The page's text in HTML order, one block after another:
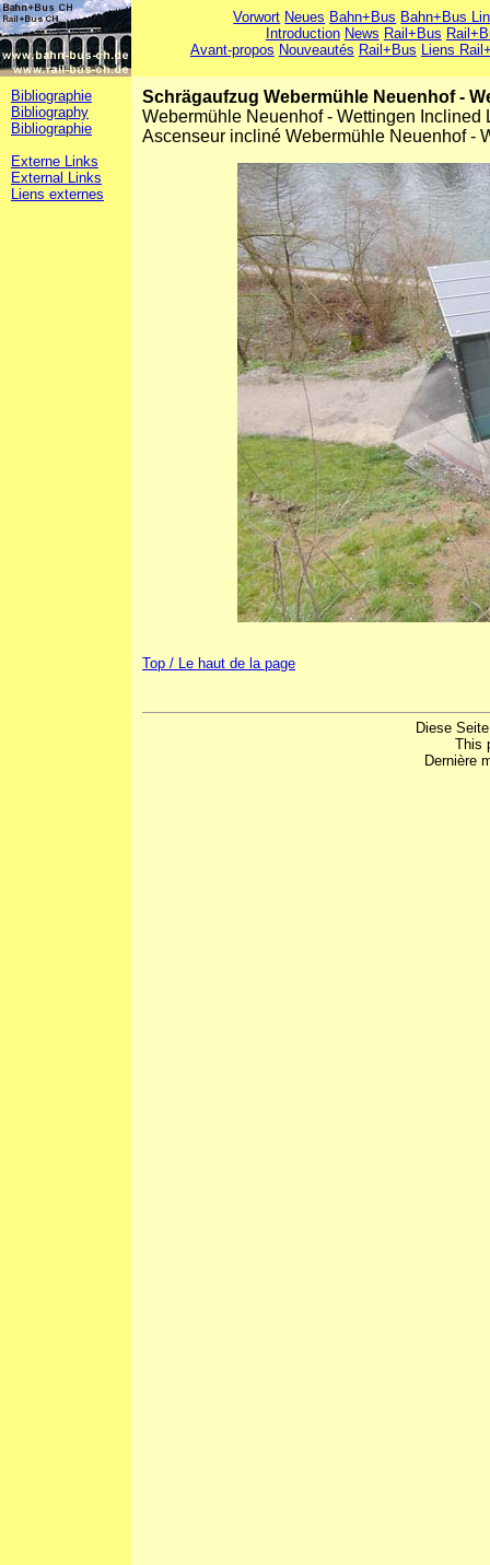
Vorwort Neues Bahn+Bus Bahn+Bus
Introduction News Rail+Bus
Avant-propos Nouveautés Rail+Bus Liens
Bibliographie
Bibliography
Bibliographie
Externe Links
External Links
Liens externes
Schrägaufzug Webermühle Neuenhof -
Webermühle Neuenhof - Wettingen Inclined
Ascenseur incliné Webermühle Neuenhof -
Top / Le haut de la page
Diese
This
Dernière